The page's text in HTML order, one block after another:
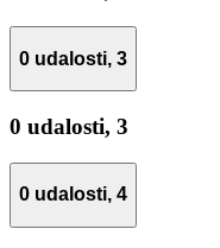
0 udalosti, 3
0 udalosti, 3
0 udalosti, 4